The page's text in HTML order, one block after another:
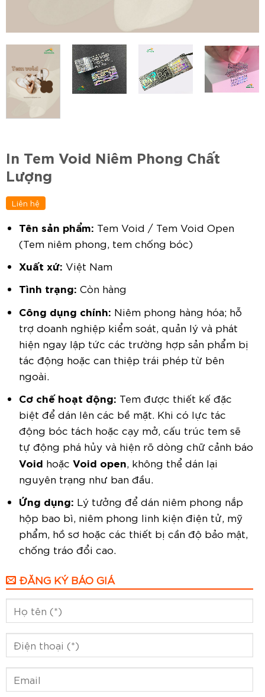
In Tem Void Niêm Phong Chất
Lượng
Liên hệ
Tên sản phẩm: Tem Void / Tem Void Open
(Tem niêm phong, tem chống bóc)
Xuất xứ: Việt Nam
Tình trạng: Còn hàng
Công dụng chính: Niêm phong hàng hóa; hỗ
trợ doanh nghiệp kiểm soát, quản lý và phát
hiện ngay lập tức các trường hợp sản phẩm bị
tác động hoặc can thiệp trái phép từ bên
ngoài.
Cơ chế hoạt động: Tem được thiết kế đặc
biệt để dán lên các bề mặt. Khi có lực tác
động bóc tách hoặc cạy mở, cấu trúc tem sẽ
tự động phá hủy và hiện rõ dòng chữ cảnh báo
Void hoặc Void open , không thể dán lại
nguyên trạng như ban đầu.
Ứng dụng: Lý tưởng để dán niêm phong nắp
hộp bao bì, niêm phong linh kiện điện tử, mỹ
phẩm, hồ sơ hoặc các thiết bị cần độ bảo mật,
chống tráo đổi cao.
ĐĂNG KÝ BÁO GIÁ